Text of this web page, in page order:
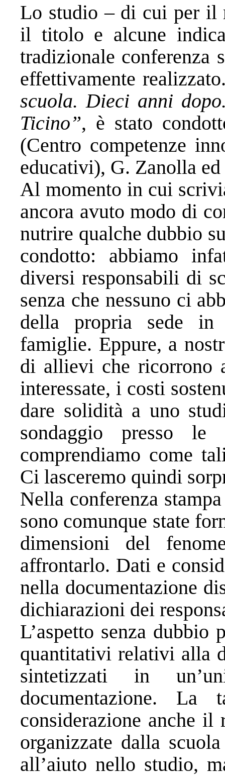
Lo studio – di cui per il
il titolo e alcune
tradizionale conferenza
effettivamente
scuola. Dieci anni
Ticino”, è stato
(Centro competenze
educativi), G. Zanolla
Al momento in cui
ancora avuto modo di
nutrire qualche dubbio
condotto: abbiamo
diversi responsabili di
senza che nessuno ci
della propria sede in
famiglie. Eppure, a
di allievi che ricorrono
interessate, i costi
dare solidità a uno
sondaggio presso
comprendiamo come
Ci lasceremo quindi
Nella conferenza
sono comunque state
dimensioni del
affrontarlo. Dati e
nella documentazione
dichiarazioni dei
L’aspetto senza
quantitativi relativi alla
sintetizzati in
documentazione. La
considerazione anche
organizzate dalla
all’aiuto nello studio,